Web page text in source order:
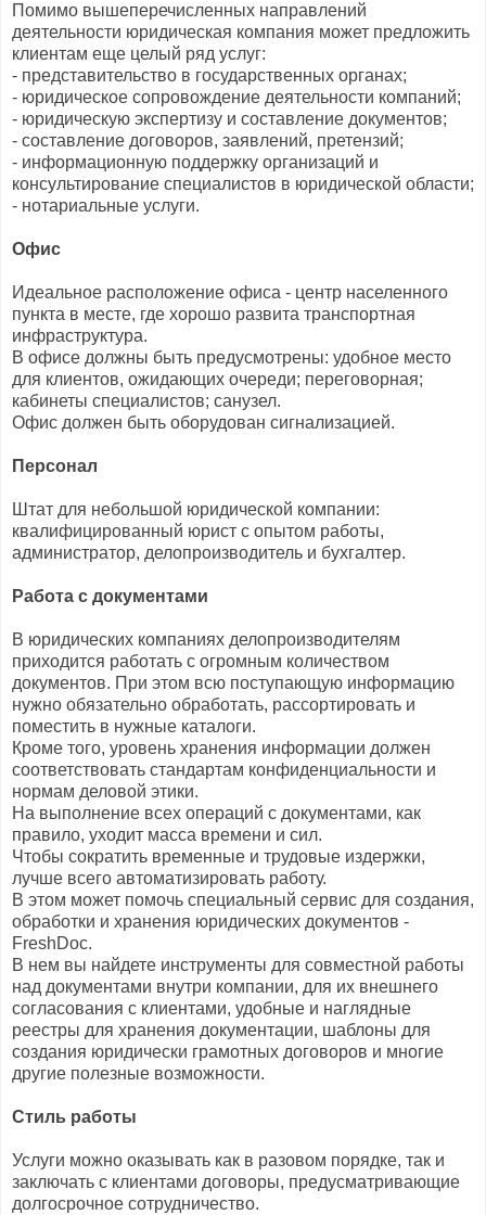
Помимо вышеперечисленных направлений
деятельности юридическая компания может предложить
клиентам еще целый ряд услуг:
- представительство в государственных органах;
- юридическое сопровождение деятельности компаний;
- юридическую экспертизу и составление документов;
- составление договоров, заявлений, претензий;
- информационную поддержку организаций и
консультирование специалистов в юридической области;
- нотариальные услуги.
Офис
Идеальное расположение офиса - центр населенного
пункта в месте, где хорошо развита транспортная
инфраструктура.
В офисе должны быть предусмотрены: удобное место
для клиентов, ожидающих очереди; переговорная;
кабинеты специалистов; санузел.
Офис должен быть оборудован сигнализацией.
Персонал
Штат для небольшой юридической компании:
квалифицированный юрист с опытом работы,
администратор, делопроизводитель и бухгалтер.
Работа с документами
В юридических компаниях делопроизводителям
приходится работать с огромным количеством
документов. При этом всю поступающую информацию
нужно обязательно обработать, рассортировать и
поместить в нужные каталоги.
Кроме того, уровень хранения информации должен
соответствовать стандартам конфиденциальности и
нормам деловой этики.
На выполнение всех операций с документами, как
правило, уходит масса времени и сил.
Чтобы сократить временные и трудовые издержки,
лучше всего автоматизировать работу.
В этом может помочь специальный сервис для создания,
обработки и хранения юридических документов -
FreshDoc.
В нем вы найдете инструменты для совместной работы
над документами внутри компании, для их внешнего
согласования с клиентами, удобные и наглядные
реестры для хранения документации, шаблоны для
создания юридически грамотных договоров и многие
другие полезные возможности.
Стиль работы
Услуги можно оказывать как в разовом порядке, так и
заключать с клиентами договоры, предусматривающие
долгосрочное сотрудничество.